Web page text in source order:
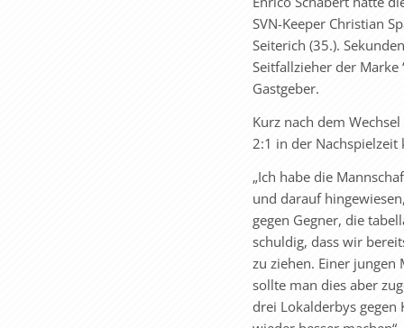
SVN-Keeper Christian
Seiterich (35.).
Seitfallzieher der Marke
Gastgeber.
Kurz nach dem
2:1 in der Nachspielzeit
„Ich habe die
und darauf
gegen Gegner, die
schuldig, dass wir
zu ziehen. Einer
sollte man dies aber
drei Lokalderbys